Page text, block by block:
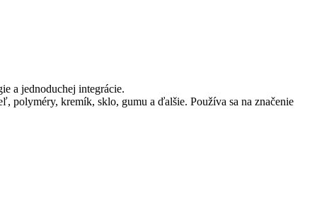
a jednoduchej integrácie.
polyméry, kremík, sklo, gumu a ďalšie. Používa sa na značenie